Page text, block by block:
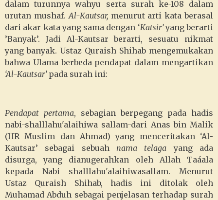
dalam turunnya wahyu serta surah ke-108 dalam
urutan mushaf.Al-Kautsar,menurut arti kata berasal
dari akar kata yang sama dengan ‘Katsir’yang berarti
’Banyak’. Jadi Al-Kautsar berarti, sesuatu nikmat
yang banyak. Ustaz Quraish Shihab mengemukakan
bahwa Ulama berbeda pendapat dalam mengartikan
‘Al-Kautsar’pada surah ini:
Pendapat pertama, sebagian berpegang pada hadis
nabi-shalllahu'alaihiwa sallam-dari Anas bin Malik
(HR Muslim dan Ahmad) yang menceritakan ‘Al-
Kautsar’ sebagai sebuah nama telaga yang ada
disurga, yang dianugerahkan oleh Allah Taáala
kepada Nabi shalllahu'alaihiwasallam. Menurut
Ustaz Quraish Shihab, hadis ini ditolak oleh
Muhamad Abduh sebagai penjelasan terhadap surah